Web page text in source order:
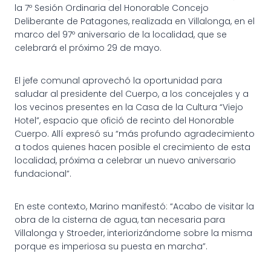
la 7º Sesión Ordinaria del Honorable Concejo
Deliberante de Patagones, realizada en Villalonga, en el
marco del 97º aniversario de la localidad, que se
celebrará el próximo 29 de mayo.
El jefe comunal aprovechó la oportunidad para
saludar al presidente del Cuerpo, a los concejales y a
los vecinos presentes en la Casa de la Cultura “Viejo
Hotel”, espacio que ofició de recinto del Honorable
Cuerpo. Allí expresó su “más profundo agradecimiento
a todos quienes hacen posible el crecimiento de esta
localidad, próxima a celebrar un nuevo aniversario
fundacional”.
En este contexto, Marino manifestó: “Acabo de visitar la
obra de la cisterna de agua, tan necesaria para
Villalonga y Stroeder, interiorizándome sobre la misma
porque es imperiosa su puesta en marcha”.